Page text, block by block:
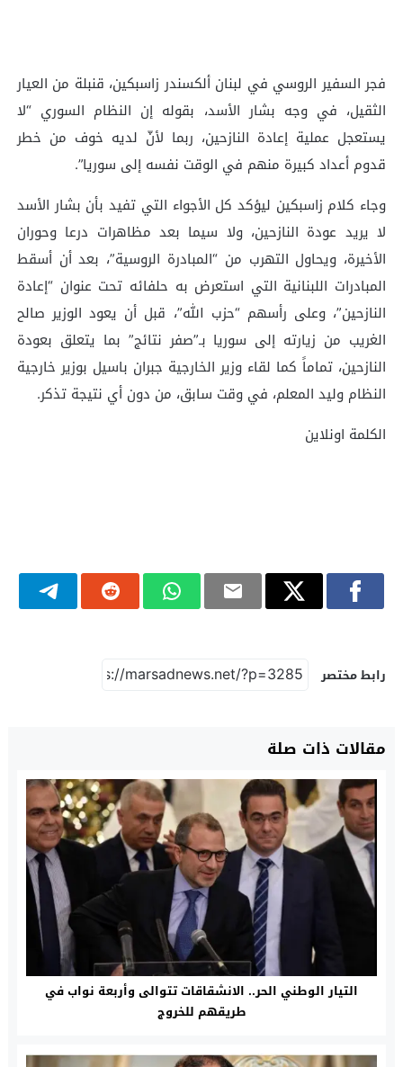
فجر السفير الروسي في لبنان ألكسندر زاسبكين، قنبلة من العيار
الثقيل، في وجه بشار الأسد، بقوله إن النظام السوري “لا
يستعجل عملية إعادة النازحين، ربما لأنّ لديه خوف من خطر
قدوم أعداد كبيرة منهم في الوقت نفسه إلى سوريا”.
وجاء كلام زاسبكين ليؤكد كل الأجواء التي تفيد بأن بشار الأسد
لا يريد عودة النازحين، ولا سيما بعد مظاهرات درعا وحوران
الأخيرة، ويحاول التهرب من “المبادرة الروسية”، بعد أن أسقط
المبادرات اللبنانية التي استعرض به حلفائه تحت عنوان “إعادة
النازحين”، وعلى رأسهم “حزب الله”، قبل أن يعود الوزير صالح
الغريب من زيارته إلى سوريا بـ”صفر نتائج” بما يتعلق بعودة
النازحين، تماماً كما لقاء وزير الخارجية جبران باسيل بوزير خارجية
النظام وليد المعلم، في وقت سابق، من دون أي نتيجة تذكر.
الكلمة اونلاين
رابط مختصر
مقالات ذات صلة
التيار الوطني الحر.. الانشقاقات تتوالى وأربعة نواب في
طريقهم للخروج